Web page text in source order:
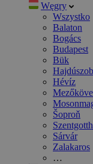
Węgry
Wszystko
Balaton
Bogács
Budapest
Bük
Hévíz
Šoproň
Sárvár
Zalakaros
…